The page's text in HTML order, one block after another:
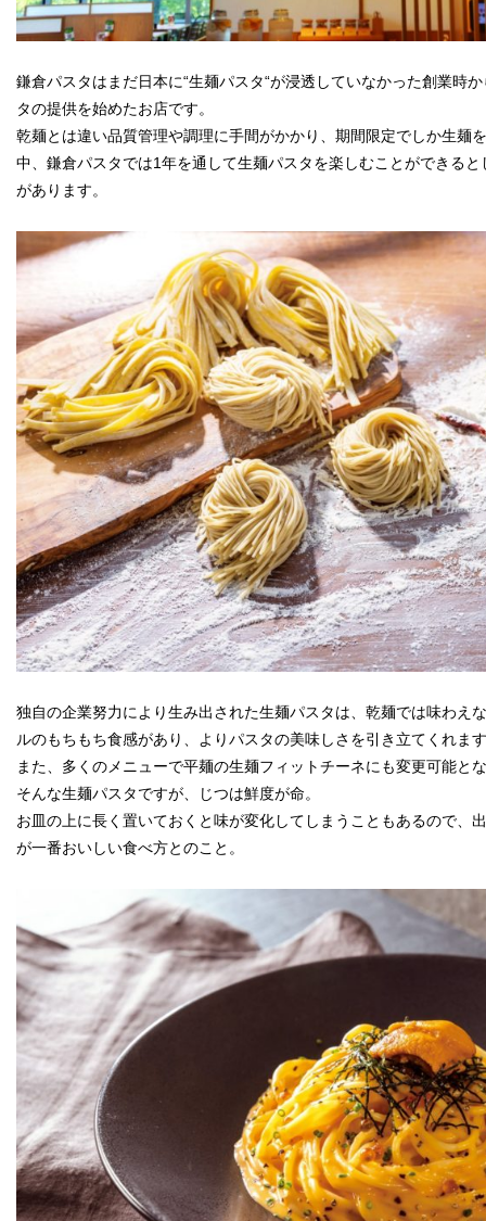
鎌倉パスタはまだ日本に“生麺パスタ“が浸透していなかった創業時
タの提供を始めたお店です。
乾麺とは違い品質管理や調理に手間がかかり、期間限定でしか生麺
中、鎌倉パスタでは1年を通して生麺パスタを楽しむことができる
があります。
独自の企業努力により生み出された生麺パスタは、乾麺では味わえ
ルのもちもち食感があり、よりパスタの美味しさを引き立てくれま
また、多くのメニューで平麺の生麺フィットチーネにも変更可能と
そんな生麺パスタですが、じつは鮮度が命。
お皿の上に長く置いておくと味が変化してしまうこともあるので、
が一番おいしい食べ方とのこと。